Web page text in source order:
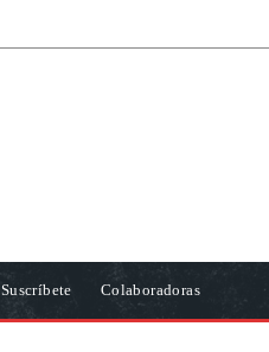
Suscríbete Colaboradoras